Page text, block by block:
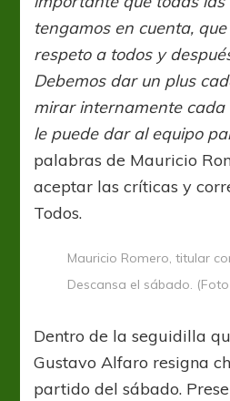
tengamos en cuenta,
respeto a todos y
Debemos dar un plus
mirar internamente cada
le puede dar al equipo
palabras de Mauricio
aceptar las críticas y
Todos.
Mauricio Romero, titular
Descansa el sábado.
Dentro de la seguidilla
Gustavo Alfaro resigna
partido del sábado.